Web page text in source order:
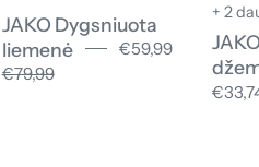
JAKO Dygsniuota
liemenė
€59,99
€79,99
+ 2